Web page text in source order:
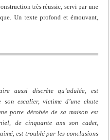
très réussie, servi par une
Un texte profond et émouvant,
aussi discrète qu’adulée, est
escalier, victime d’une chute
porte dérobée de sa maison est
de cinquante ans son cadet,
est troublé par les conclusions